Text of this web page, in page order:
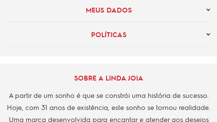
MEUS DADOS
POLÍTICAS
SOBRE A LINDA JOIA
A partir de um sonho é que se constrói uma história de sucesso.
Hoje, com 31 anos de existência, este sonho se tornou realidade.
Uma marca desenvolvida para encantar e atender aos desejos